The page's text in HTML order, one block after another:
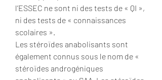
l’ESSEC ne sont ni des tests de « QI »,
ni des tests de « connaissances
scolaires ».
Les stéroïdes anabolisants sont
également connus sous le nom de «
stéroïdes androgéniques